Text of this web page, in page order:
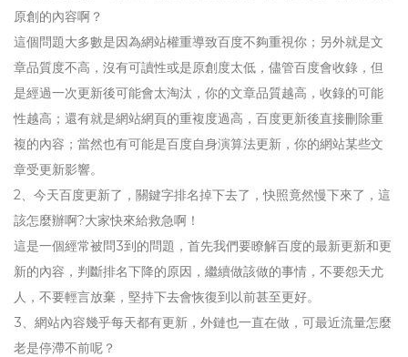
原創的內容啊？
這個問題大多數是因為網站權重導致百度不夠重視你；另外就是文
章品質度不高，沒有可讀性或是原創度太低，儘管百度會收錄，但
是經過一次更新後可能會太淘汰，你的文章品質越高，收錄的可能
性越高；還有就是網站網頁的重複度過高，百度更新後直接刪除重
複的內容；當然也有可能是百度自身演算法更新，你的網站某些文
章受更新影響。
2、今天百度更新了，關鍵字排名掉下去了，快照竟然慢下來了，這
該怎麼辦啊?大家快來給救急啊！
這是一個經常被問3到的問題，首先我們要瞭解百度的最新更新和更
新的內容，判斷排名下降的原因，繼續做該做的事情，不要怨天尤
人，不要輕言放棄，堅持下去會恢復到以前甚至更好。
3、網站內容幾乎每天都有更新，外鏈也一直在做，可最近流量怎麼
老是停滯不前呢？